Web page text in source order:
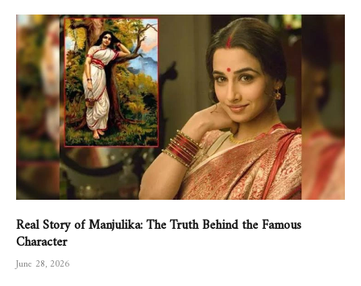
Real Story of Manjulika: The Truth Behind the Famous
Character
June 28, 2026